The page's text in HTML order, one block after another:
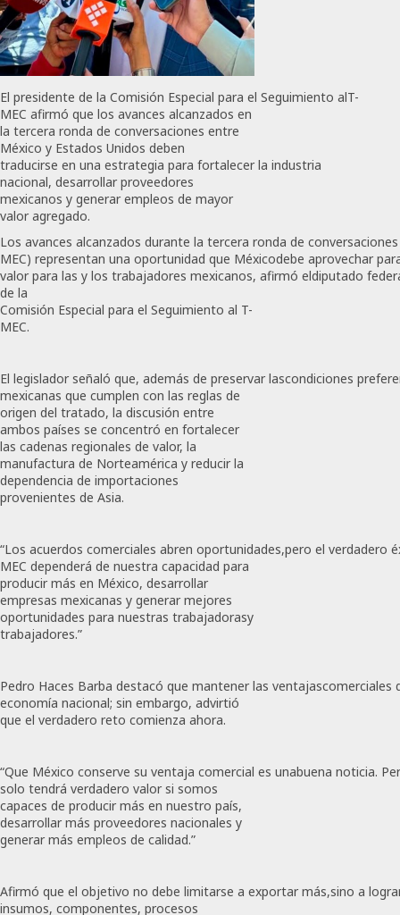
El presidente de la Comisión Especial para el Seguimiento alT-
MEC afirmó que los avances alcanzados en
la tercera ronda de conversaciones entre
México y Estados Unidos deben
traducirse en una estrategia para fortalecer la industria
nacional, desarrollar proveedores
mexicanos y generar empleos de mayor
valor agregado.
Los avances alcanzados durante la tercera ronda de
MEC) representan una oportunidad que Méxicodebe aprovechar
valor para las y los trabajadores mexicanos, afirmó eldiputado
de la
Comisión Especial para el Seguimiento al T-
MEC.
El legislador señaló que, además de preservar lascondiciones
mexicanas que cumplen con las reglas de
origen del tratado, la discusión entre
ambos países se concentró en fortalecer
las cadenas regionales de valor, la
manufactura de Norteamérica y reducir la
dependencia de importaciones
provenientes de Asia.
“Los acuerdos comerciales abren oportunidades,pero el verdadero
MEC dependerá de nuestra capacidad para
producir más en México, desarrollar
empresas mexicanas y generar mejores
oportunidades para nuestras trabajadorasy
trabajadores.”
Pedro Haces Barba destacó que mantener las ventajascomerciales
economía nacional; sin embargo, advirtió
que el verdadero reto comienza ahora.
“Que México conserve su ventaja comercial es unabuena noticia.
solo tendrá verdadero valor si somos
capaces de producir más en nuestro país,
desarrollar más proveedores nacionales y
generar más empleos de calidad.”
Afirmó que el objetivo no debe limitarse a exportar más,sino a
insumos, componentes, procesos